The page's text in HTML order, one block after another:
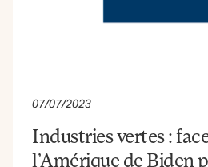
07/07/2023
Industries vertes :
l’Amérique de Biden